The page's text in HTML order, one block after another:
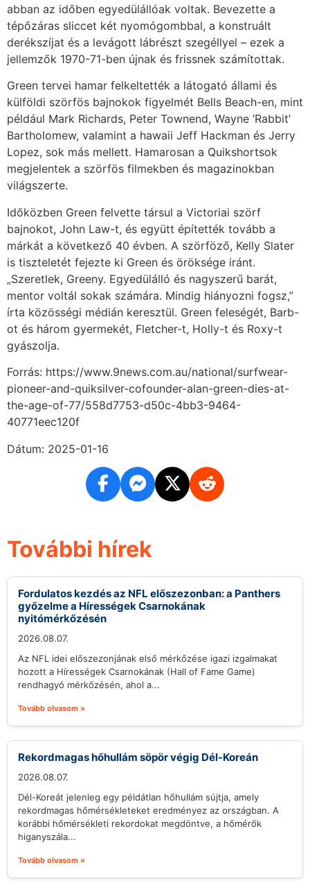
abban az időben egyedülállóak voltak. Bevezette a
tépőzáras sliccet két nyomógombbal, a konstruált
derékszíjat és a levágott lábrészt szegéllyel – ezek a
jellemzők 1970-71-ben újnak és frissnek számítottak.
Green tervei hamar felkeltették a látogató állami és
külföldi szörfös bajnokok figyelmét Bells Beach-en, mint
például Mark Richards, Peter Townend, Wayne ’Rabbit’
Bartholomew, valamint a hawaii Jeff Hackman és Jerry
Lopez, sok más mellett. Hamarosan a Quikshortsok
megjelentek a szörfös filmekben és magazinokban
világszerte.
Időközben Green felvette társul a Victoriai szörf
bajnokot, John Law-t, és együtt építették tovább a
márkát a következő 40 évben. A szörföző, Kelly Slater
is tiszteletét fejezte ki Green és öröksége iránt.
„Szeretlek, Greeny. Egyedülálló és nagyszerű barát,
mentor voltál sokak számára. Mindig hiányozni fogsz,”
írta közösségi médián keresztül. Green feleségét, Barb-
ot és három gyermekét, Fletcher-t, Holly-t és Roxy-t
gyászolja.
Forrás: https://www.9news.com.au/national/surfwear-
pioneer-and-quiksilver-cofounder-alan-green-dies-at-
the-age-of-77/558d7753-d50c-4bb3-9464-
40771eec120f
Dátum: 2025-01-16
További hírek
Fordulatos kezdés az NFL előszezonban: a Panthers
győzelme a Hírességek Csarnokának
nyitómérkőzésén
2026.08.07.
Az NFL idei előszezonjának első mérkőzése igazi izgalmakat
hozott a Hírességek Csarnokának (Hall of Fame Game)
rendhagyó mérkőzésén, ahol a...
Tovább olvasom »
Rekordmagas hőhullám söpör végig Dél-Koreán
2026.08.07.
Dél-Koreát jelenleg egy példátlan hőhullám sújtja, amely
rekordmagas hőmérsékleteket eredményez az országban. A
korábbi hőmérsékleti rekordokat megdöntve, a hőmérők
higanyszála...
Tovább olvasom »